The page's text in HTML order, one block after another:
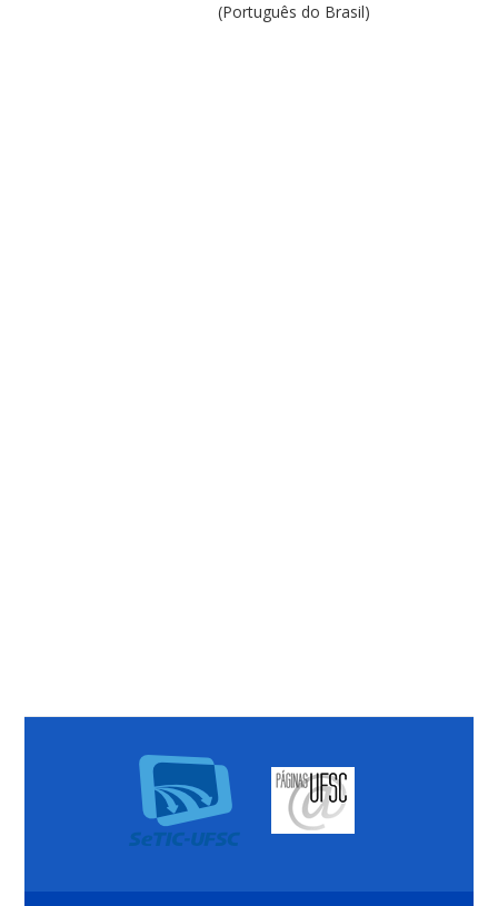
(Português do Brasil)